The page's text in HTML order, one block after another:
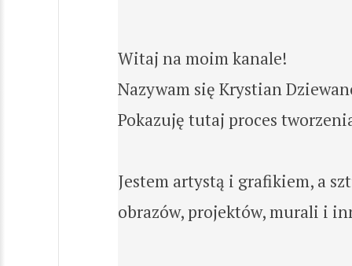
Witaj na moim kanale!
Nazywam się Krystian
Pokazuję tutaj proces
Jestem artystą i grafikiem, a
obrazów, projektów, murali i